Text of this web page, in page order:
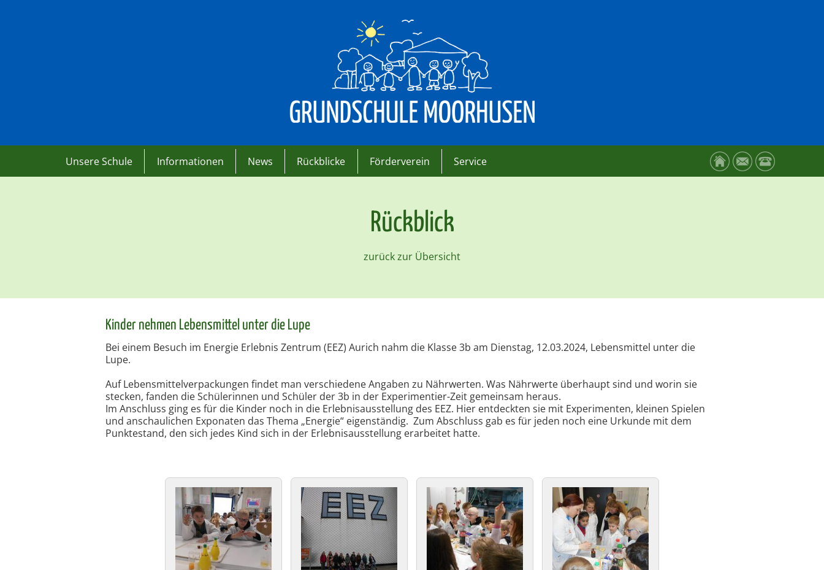
Unsere Schule Informationen News Rückblicke Förderverein Service
Rückblick
zurück zur Übersicht
Kinder nehmen Lebensmittel unter die Lupe
Bei einem Besuch im Energie Erlebnis Zentrum (EEZ) Aurich nahm die Klasse 3b am Dienstag, 12.03.2024, Lebensmittel unter die
Lupe.
Auf Lebensmittelverpackungen findet man verschiedene Angaben zu Nährwerten. Was Nährwerte überhaupt sind und worin sie
stecken, fanden die Schülerinnen und Schüler der 3b in der Experimentier-Zeit gemeinsam heraus.
Im Anschluss ging es für die Kinder noch in die Erlebnisausstellung des EEZ. Hier entdeckten sie mit Experimenten, kleinen Spielen
und anschaulichen Exponaten das Thema „Energie“ eigenständig. Zum Abschluss gab es für jeden noch eine Urkunde mit dem
Punktestand, den sich jedes Kind sich in der Erlebnisausstellung erarbeitet hatte.